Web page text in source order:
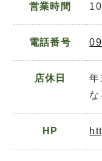
営業時間
電話番号
店休日
年
な
HP